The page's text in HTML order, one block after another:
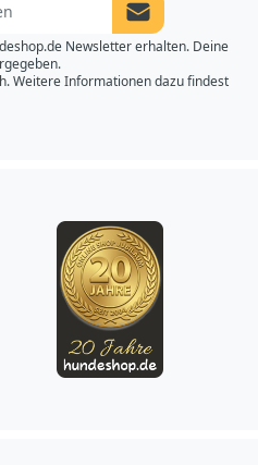
Newsletter
Newsletter erhalten. Deine
Weitere Informationen dazu findest